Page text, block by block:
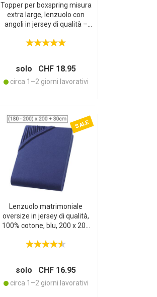
Topper per boxspring misura
extra large, lenzuolo con
angoli in jersey di qualità –
Standard 100 – Nougat
solo CHF 18.95
circa 1–2 giorni lavorativi
SALE
Lenzuolo matrimoniale
oversize in jersey di qualità,
100% cotone, blu, 200 x 200
solo CHF 16.95
circa 1–2 giorni lavorativi